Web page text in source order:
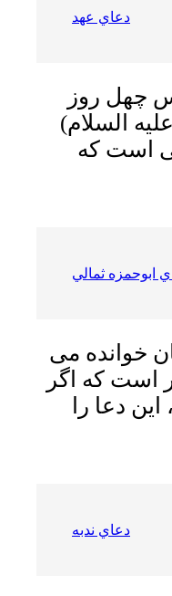
دعاي عهد
چهل روز
السلام)
است که
ابوحمزه ثمالي
خوانده مى
است که اگر
دعا را
دعاي ندبه